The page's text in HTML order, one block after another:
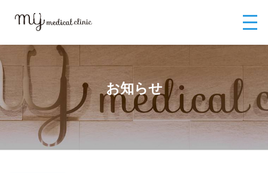
日のご案内
お知らせ